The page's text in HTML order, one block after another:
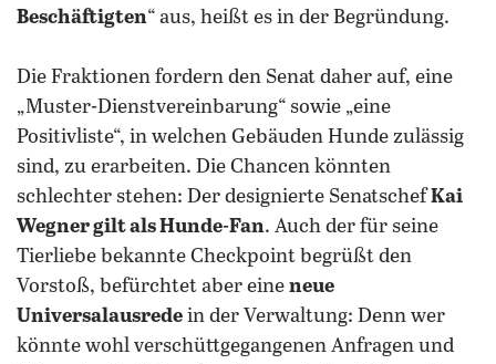
Beschäftigten“ aus, heißt es in der Begründung.
Die Fraktionen fordern den Senat daher auf, eine
„Muster-Dienstvereinbarung“ sowie „eine
Positivliste“, in welchen Gebäuden Hunde zulässig
sind, zu erarbeiten. Die Chancen könnten
schlechter stehen: Der designierte SenatschefKai
Wegner gilt als Hunde-Fan. Auch der für seine
Tierliebe bekannte Checkpoint begrüßt den
Vorstoß, befürchtet aber eine neue
Universalausrede in der Verwaltung: Denn wer
könnte wohl verschüttgegangenen Anfragen und